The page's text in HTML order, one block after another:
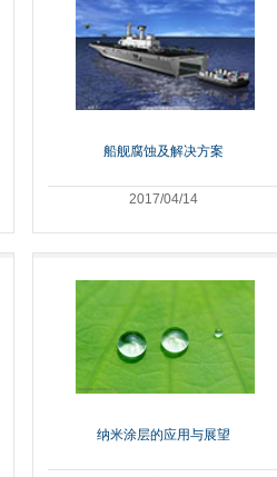
船舰腐蚀及解决方案
2017/04/14
纳米涂层的应用与展望